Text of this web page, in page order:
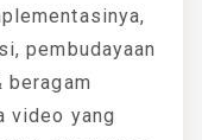
pembudayaan
beragam
video yang